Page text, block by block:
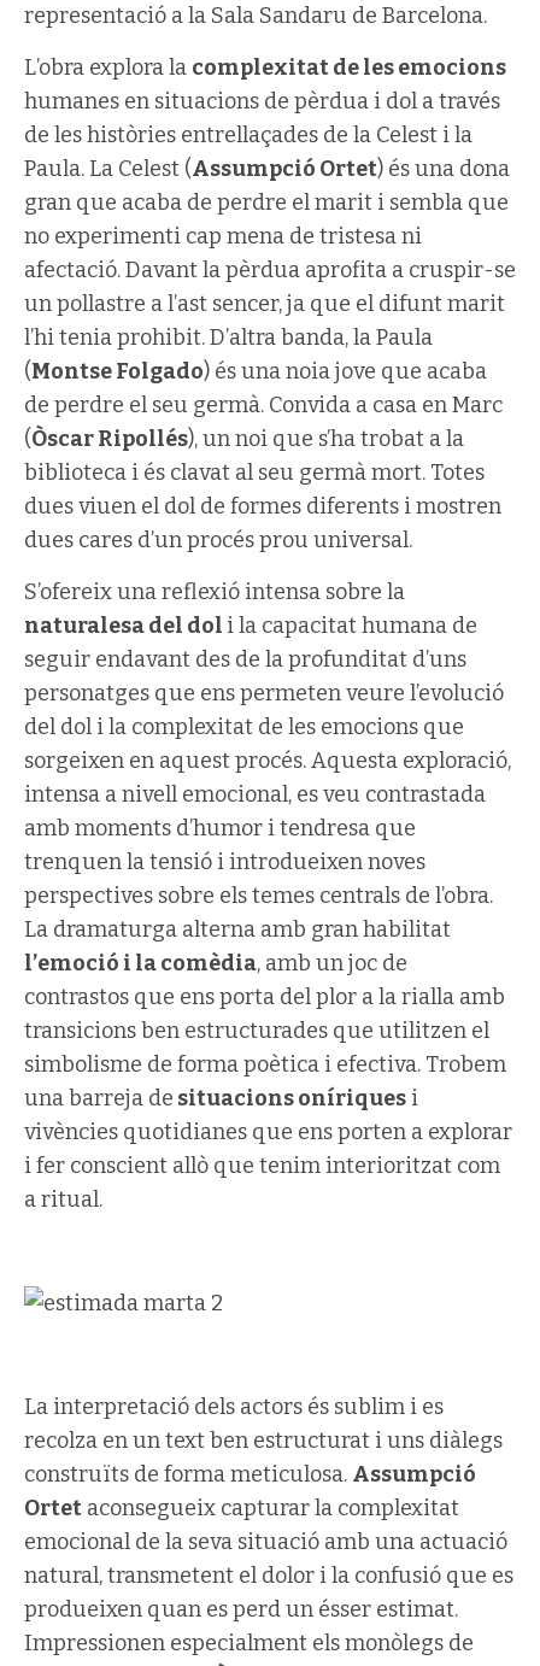
representació a la Sala Sandaru de Barcelona.
L’obra explora la complexitat de les emocions
humanes en situacions de pèrdua i dol a través
de les històries entrellaçades de la Celest i la
Paula. La Celest (Assumpció Ortet) és una dona
gran que acaba de perdre el marit i sembla que
no experimenti cap mena de tristesa ni
afectació. Davant la pèrdua aprofita a cruspir-se
un pollastre a l’ast sencer, ja que el difunt marit
l’hi tenia prohibit. D’altra banda, la Paula
(Montse Folgado) és una noia jove que acaba
de perdre el seu germà. Convida a casa en Marc
(Òscar Ripollés), un noi que s’ha trobat a la
biblioteca i és clavat al seu germà mort. Totes
dues viuen el dol de formes diferents i mostren
dues cares d’un procés prou universal.
S’ofereix una reflexió intensa sobre la
naturalesa del dol i la capacitat humana de
seguir endavant des de la profunditat d’uns
personatges que ens permeten veure l’evolució
del dol i la complexitat de les emocions que
sorgeixen en aquest procés. Aquesta exploració,
intensa a nivell emocional, es veu contrastada
amb moments d’humor i tendresa que
trenquen la tensió i introdueixen noves
perspectives sobre els temes centrals de l’obra.
La dramaturga alterna amb gran habilitat
l’emoció i la comèdia, amb un joc de
contrastos que ens porta del plor a la rialla amb
transicions ben estructurades que utilitzen el
simbolisme de forma poètica i efectiva. Trobem
una barreja de situacions oníriques i
vivències quotidianes que ens porten a explorar
i fer conscient allò que tenim interioritzat com
a ritual.
La interpretació dels actors és sublim i es
recolza en un text ben estructurat i uns diàlegs
construïts de forma meticulosa. Assumpció
Ortet aconsegueix capturar la complexitat
emocional de la seva situació amb una actuació
natural, transmetent el dolor i la confusió que es
produeixen quan es perd un ésser estimat.
Impressionen especialment els monòlegs de